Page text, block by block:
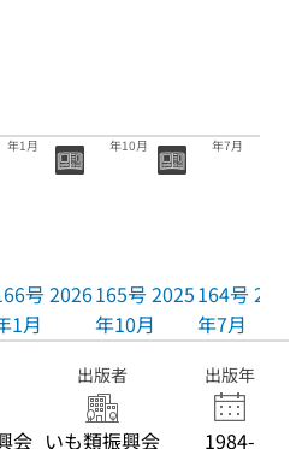
年1月
号 2026
1月
年10月
165号 2025
年10月
年7月
164号 2025
年7月
会
出版者
いも類振興会
出版年
1984-